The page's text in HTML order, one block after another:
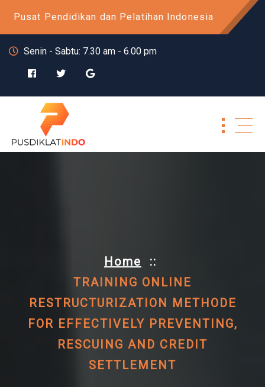
Pusat Pendidikan dan Pelatihan Indonesia
Senin - Sabtu: 7.30 am - 6.00 pm
Home ::
TRAINING ONLINE
RESTRUCTURIZATION METHODE
FOR EFFECTIVELY PREVENTING,
RESCUING AND CREDIT
SETTLEMENT